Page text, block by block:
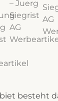
besteht